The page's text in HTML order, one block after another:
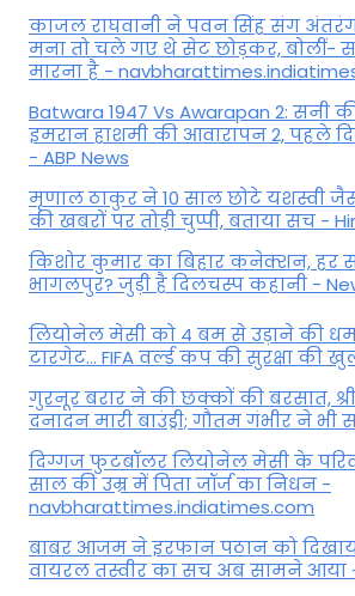
काजल राघवानी ने पवन सिंह संग
मना तो चले गए थे सेट छोड़कर, बोलीं-
मारना है -
Batwara 1947 Vs Awarapan 2: सनी
इमरान हाशमी की आवारापन 2, पहले
- ABP News
मृणाल ठाकुर ने 10 साल छोटे यशस्वी
की खबरों पर तोड़ी चुप्पी, बताया सच -
किशोर कुमार का बिहार कनेक्शन, हर
भागलपुर? जुड़ी है दिलचस्प कहानी -
ल‍ियोनेल मेसी को 4 बम से उड़ाने की
टारगेट... FIFA वर्ल्ड कप की सुरक्षा की
गुरनूर बरार ने की छक्कों की बरसात,
दनादन मारी बाउंड्री; गौतम गंभीर ने भी
दिग्गज फुटबॉलर लियोनेल मेसी के
साल की उम्र में पिता जॉर्ज का निधन -
navbharattimes.indiatimes.com
बाबर आजम ने इरफान पठान को
वायरल तस्वीर का सच अब सामने आया